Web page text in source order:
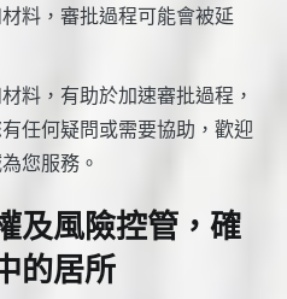
料，審批過程可能會被延
料，有助於加速審批過程，
任何疑問或需要協助，歡迎
您服務。
及風險控管，確
的居所